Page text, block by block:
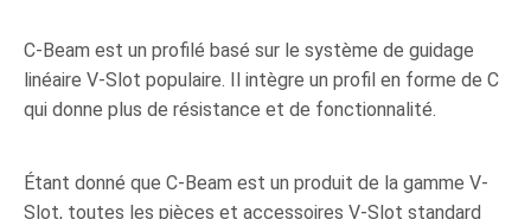
C-Beam est un profilé basé sur le système de guidage
linéaire V-Slot populaire. Il intègre un profil en forme de C
qui donne plus de résistance et de fonctionnalité.
Étant donné que C-Beam est un produit de la gamme V-
Slot, toutes les pièces et accessoires V-Slot standard